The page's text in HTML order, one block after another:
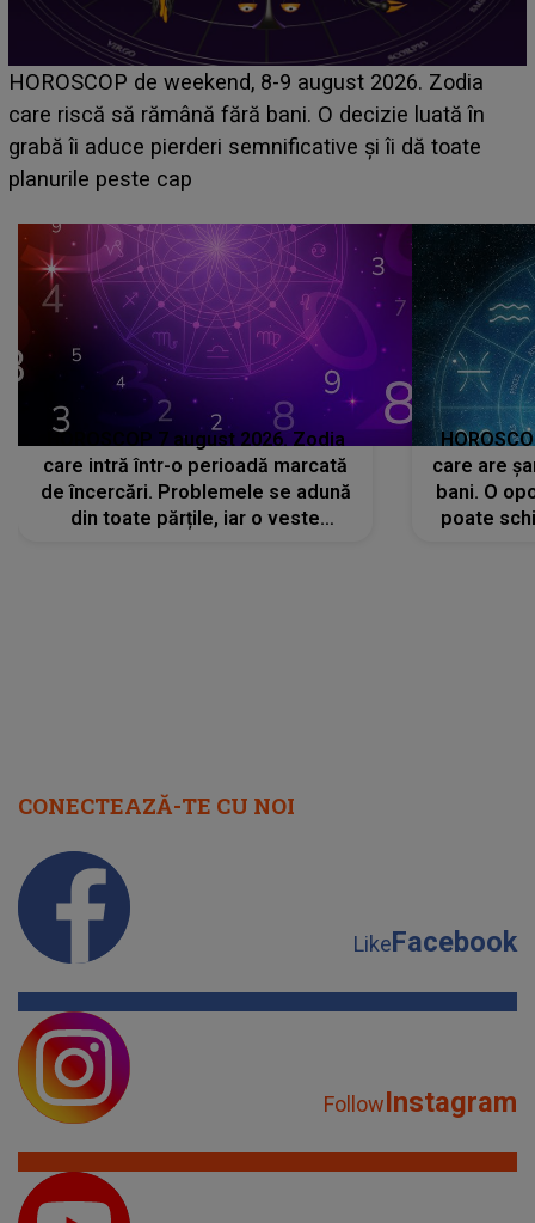
Emanuel a ținut ACEST DETALIU ASCUNS până
acum! În fața Alexandrei, concurentul din Casa Iubirii
face o MĂRTURISIRE NEAȘTEPTATĂ despre mama
sa: "I-am spus și ei în față, eu nu te iubesc pentru
HOROSCOP 7 august 2026. Zodia
care intră într-o perioadă marcată
de încercări. Problemele se adună
din toate părțile, iar o veste
care are
bani. O
poate
CONECTEAZĂ-TE CU NOI
LikeFacebook
FollowInstagram